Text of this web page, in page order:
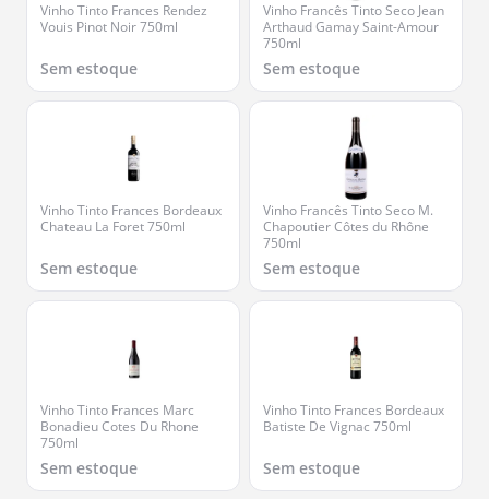
Vinho Tinto Frances Rendez
Vouis Pinot Noir 750ml
Sem estoque
Vinho Francês Tinto Seco Jean
Arthaud Gamay Saint-Amour
750ml
Sem estoque
Vinho Tinto Frances Bordeaux
Chateau La Foret 750ml
Sem estoque
Vinho Francês Tinto Seco M.
Chapoutier Côtes du Rhône
750ml
Sem estoque
Vinho Tinto Frances Marc
Bonadieu Cotes Du Rhone
750ml
Sem estoque
Vinho Tinto Frances Bordeaux
Batiste De Vignac 750ml
Sem estoque